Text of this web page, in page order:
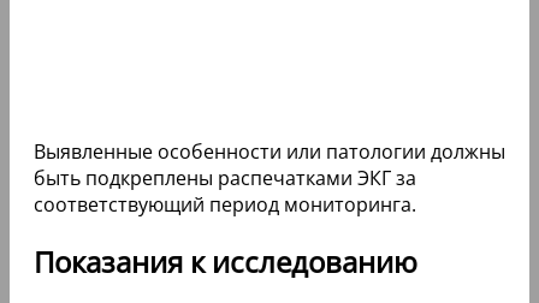
Выявленные особенности или патологии должны
быть подкреплены распечатками ЭКГ за
соответствующий период мониторинга.
Показания к исследованию